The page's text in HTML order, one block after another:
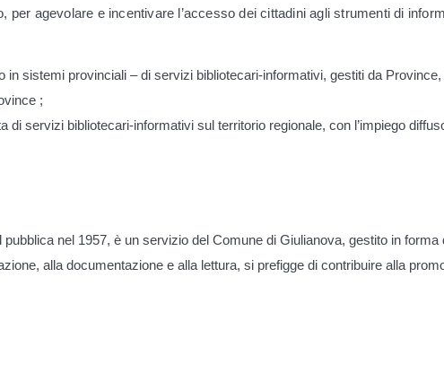
per agevolare e incentivare l’accesso dei cittadini agli strumenti di
in sistemi provinciali – di servizi bibliotecari-informativi, gestiti da
;
di servizi bibliotecari-informativi sul territorio regionale, con l’impiego
nel 1957, è un servizio del Comune di Giulianova, gestito in
alla documentazione e alla lettura, si prefigge di contribuire alla